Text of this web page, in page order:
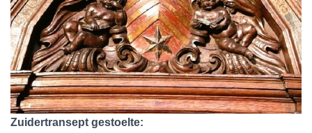
Zuidertransept gestoelte: